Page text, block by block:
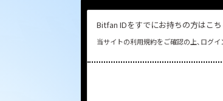
Bitfan IDをすでにお持ちの方はこ
当サイトの利用規約をご確認の上、ログイ